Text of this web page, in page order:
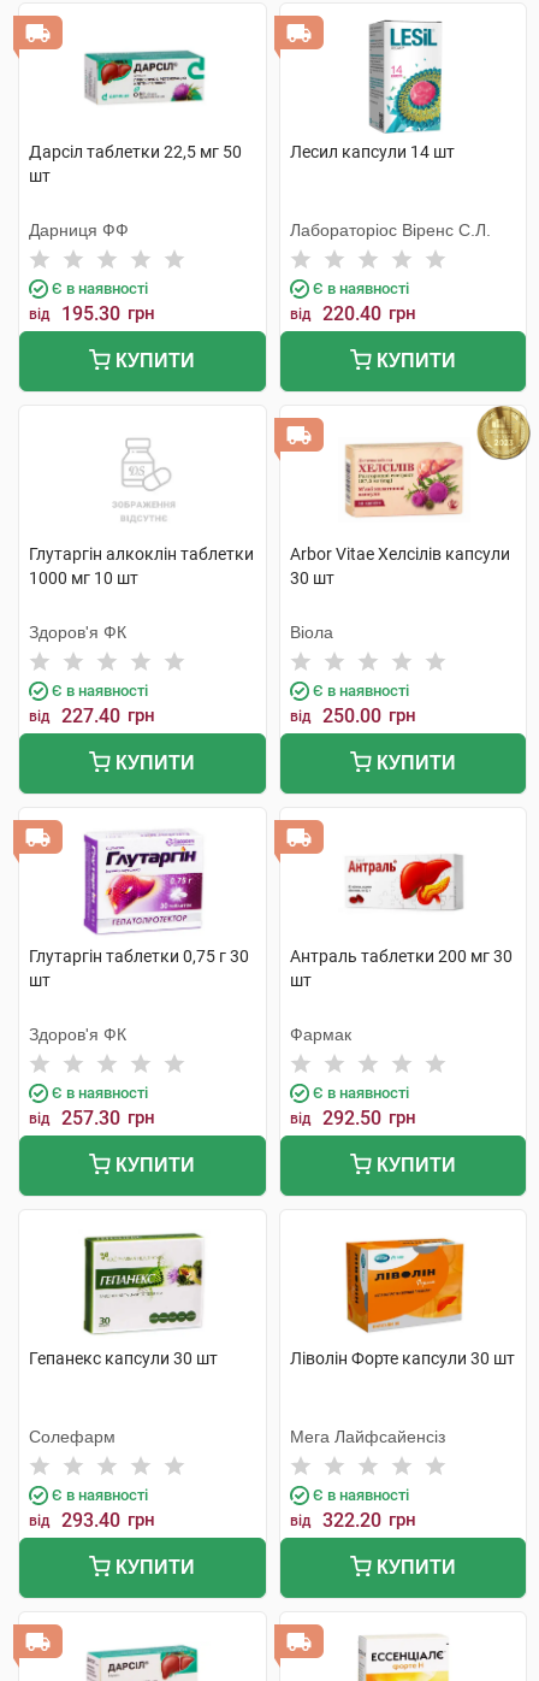
Дарсіл таблетки 22,5 мг 50
шт
Дарниця ФФ
Є в наявності
від 195.30 грн
КУПИТИ
Лесил капсули 14 шт
Лабораторіос Віренс С.Л.
Є в наявності
від 220.40 грн
КУПИТИ
Глутаргiн алкоклiн таблетки
1000 мг 10 шт
Здоров'я ФК
Є в наявності
від 227.40 грн
КУПИТИ
Arbor Vitae Хелсілів капсули
30 шт
Віола
Є в наявності
від 250.00 грн
КУПИТИ
Глутаргін таблетки 0,75 г 30
шт
Здоров'я ФК
Є в наявності
від 257.30 грн
КУПИТИ
Антраль таблетки 200 мг 30
шт
Фармак
Є в наявності
від 292.50 грн
КУПИТИ
Гепанекс капсули 30 шт
Солефарм
Є в наявності
від 293.40 грн
КУПИТИ
Ліволін Форте капсули 30 шт
Мега Лайфсайенсіз
Є в наявності
від 322.20 грн
КУПИТИ